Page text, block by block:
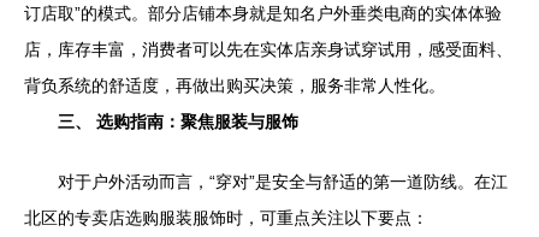
订店取”的模式。部分店铺本身就是知名户外垂类电商的实体体验
店，库存丰富，消费者可以先在实体店亲身试穿试用，感受面料、
背负系统的舒适度，再做出购买决策，服务非常人性化。
三、 选购指南：聚焦服装与服饰
对于户外活动而言，“穿对”是安全与舒适的第一道防线。在江
北区的专卖店选购服装服饰时，可重点关注以下要点：